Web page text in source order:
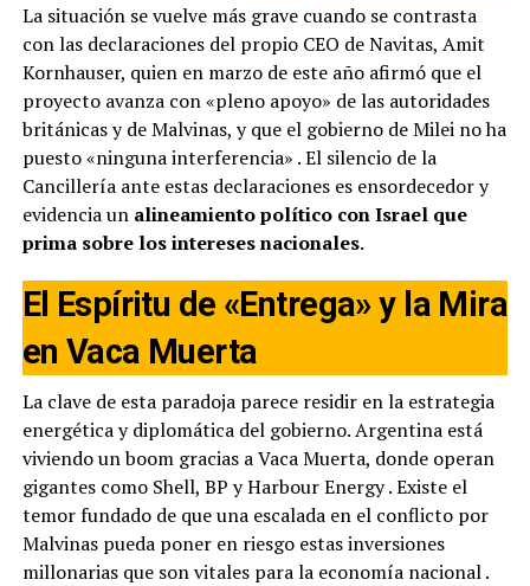
La situación se vuelve más grave cuando se contrasta
con las declaraciones del propio CEO de Navitas, Amit
Kornhauser, quien en marzo de este año afirmó que el
proyecto avanza con «pleno apoyo» de las autoridades
británicas y de Malvinas, y que el gobierno de Milei no ha
puesto «ninguna interferencia» . El silencio de la
Cancillería ante estas declaraciones es ensordecedor y
evidencia un alineamiento político con Israel que
prima sobre los intereses nacionales.
El Espíritu de «Entrega» y la Mira
en Vaca Muerta
La clave de esta paradoja parece residir en la estrategia
energética y diplomática del gobierno. Argentina está
viviendo un boom gracias a Vaca Muerta, donde operan
gigantes como Shell, BP y Harbour Energy. Existe el
temor fundado de que una escalada en el conflicto por
Malvinas pueda poner en riesgo estas inversiones
millonarias que son vitales para la economía nacional.